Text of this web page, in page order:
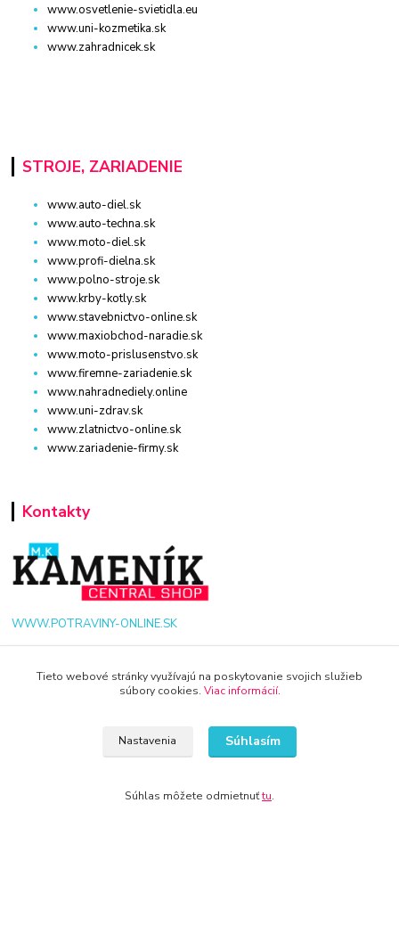
www.osvetlenie-svietidla.eu
www.uni-kozmetika.sk
www.zahradnicek.sk
STROJE, ZARIADENIE
www.auto-diel.sk
www.auto-techna.sk
www.moto-diel.sk
www.profi-dielna.sk
www.polno-stroje.sk
www.krby-kotly.sk
www.stavebnictvo-online.sk
www.maxiobchod-naradie.sk
www.moto-prislusenstvo.sk
www.firemne-zariadenie.sk
www.nahradnediely.online
www.uni-zdrav.sk
www.zlatnictvo-online.sk
www.zariadenie-firmy.sk
Kontakty
WWW.POTRAVINY-ONLINE.SK
+421 940 949 000
Tieto webové stránky využívajú na poskytovanie svojich služieb
súbory cookies. Viac informácií.
Nastavenia Súhlasím
Súhlas môžete odmietnuťtu.